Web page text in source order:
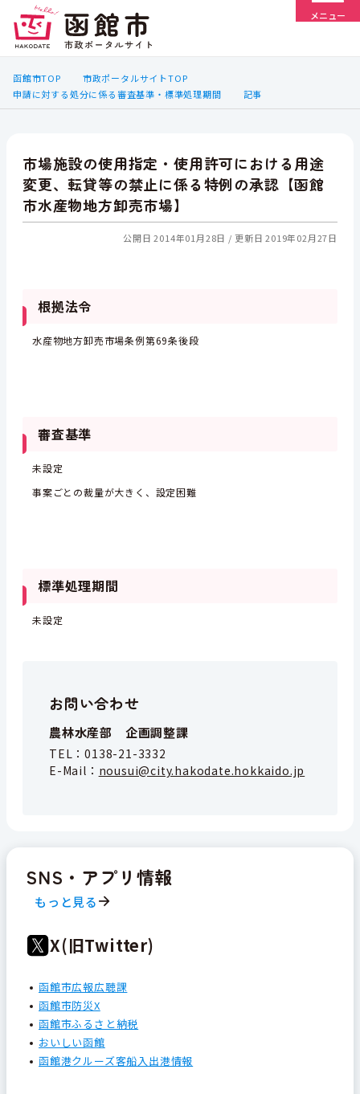
メニュー
函館市TOP
市政ポータルサイトTOP
申請に対する処分に係る審査基準・標準処理期間
記事
市場施設の使用指定・使用許可における用途
変更、転貸等の禁止に係る特例の承認【函館
市水産物地方卸売市場】
公開日 2014年01月28日 更新日 2019年02月27日
根拠法令
水産物地方卸売市場条例第69条後段
審査基準
未設定
事案ごとの裁量が大きく、設定困難
標準処理期間
未設定
お問い合わせ
農林水産部 企画調整課
TEL：0138-21-3332
E-Mail： nousui@city.hakodate.hokkaido.jp
SNS・アプリ情報
もっと見る
X(旧Twitter)
函館市広報広聴課
函館市防災X
函館市ふるさと納税
おいしい函館
函館港クルーズ客船入出港情報